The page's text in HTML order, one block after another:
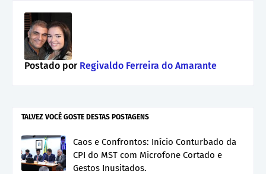
Postado porRegivaldo Ferreira do Amarante
TALVEZ VOCÊ GOSTE DESTAS POSTAGENS
Caos e Confrontos: Início Conturbado da
CPI do MST com Microfone Cortado e
Gestos Inusitados.